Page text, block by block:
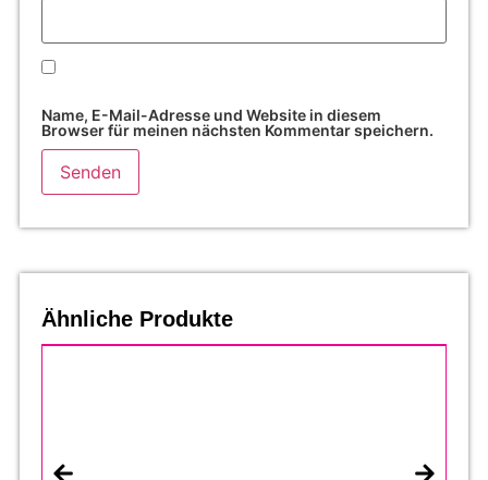
Name, E-Mail-Adresse und Website in diesem
Browser für meinen nächsten Kommentar speichern.
Ähnliche Produkte